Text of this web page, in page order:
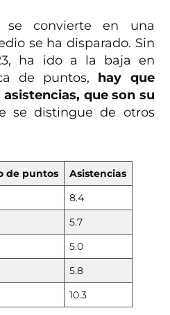
se convierte en una
se ha disparado. Sin
ha ido a la baja en
de puntos, hay que
que son su
se distingue de otros
de puntos
Asistencias
8.4
5.7
5.0
5.8
10.3